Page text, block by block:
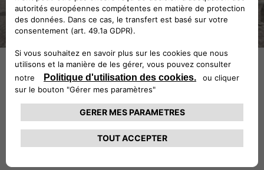
Pourquoi FIAT Reprise ?
Fiat vous accompagne dans l’estimation de votre véhicule
Découvrez les différentes étapes de la reprise de votre voiture par votre
point de vente FIAT.